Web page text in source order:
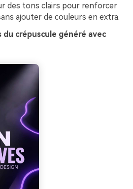
des tons clairs pour renforcer
ajouter de couleurs en extra.
du crépuscule généré avec